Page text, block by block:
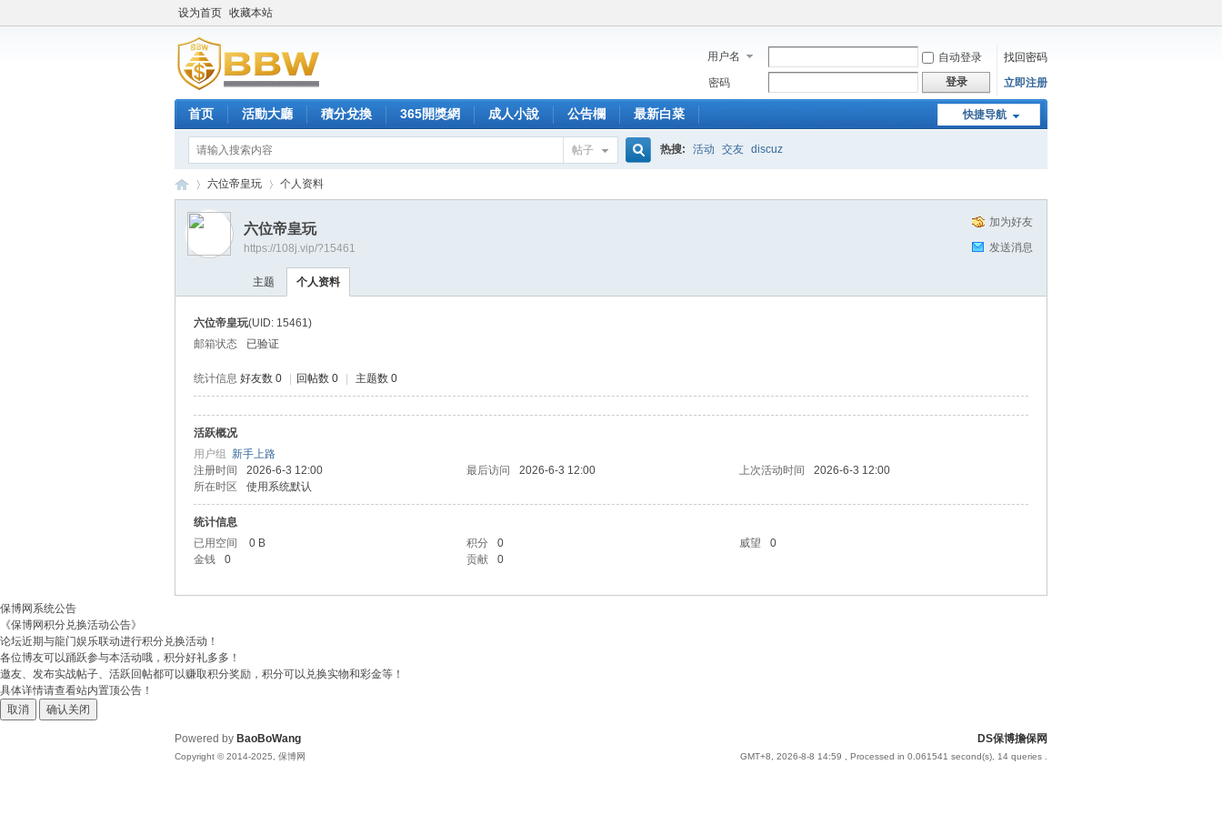
设为首页 收藏本站
用户名 自动登录
找回密码
密码
登录 立即注册
快捷导航
首页 活動大廳 積分兌換 365開獎網 成人小說 公告欄 最新白菜
帖子 热搜: 活动 交友 discuz
六位帝皇玩 个人资料
加为好友
发送消息
六位帝皇玩
https://108j.vip/?15461
主题 个人资料
六位帝皇玩(UID: 15461)
邮箱状态
已验证
统计信息 好友数 0 回帖数 0 主题数 0
活跃概况
用户组 新手上路
注册时间
2026-6-3 12:00 最后访问 2026-6-3 12:00 上次活动时间
2026-6-3 12:00
所在时区
使用系统默认
统计信息
已用空间
0 B 积分 0 威望
0
金钱
0 贡献 0
保博网系统公告
《保博网积分兑换活动公告》
论坛近期与龍门娱乐联动进行积分兑换活动！
各位博友可以踊跃参与本活动哦，积分好礼多多！
邀友、发布实战帖子、活跃回帖都可以赚取积分奖励，积分可以兑换实物和彩金等！
具体详情请查看站内置顶公告！
取消
确认关闭
DS保博擔保网
GMT+8, 2026-8-8 14:59 , Processed in 0.061541 second(s), 14 queries .
Powered by BaoBoWang
Copyright © 2014-2025, 保博网